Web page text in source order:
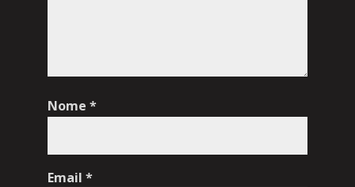
Nome *
Email *